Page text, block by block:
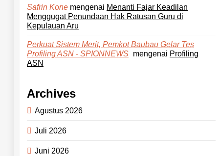
Safrin Kone mengenai Menanti Fajar Keadilan
Menggugat Penundaan Hak Ratusan Guru di
Kepulauan Aru
Perkuat Sistem Merit, Pemkot Baubau Gelar Tes
Profiling ASN - SPIONNEWS mengenai Profiling
ASN
Archives
Agustus 2026
Juli 2026
Juni 2026